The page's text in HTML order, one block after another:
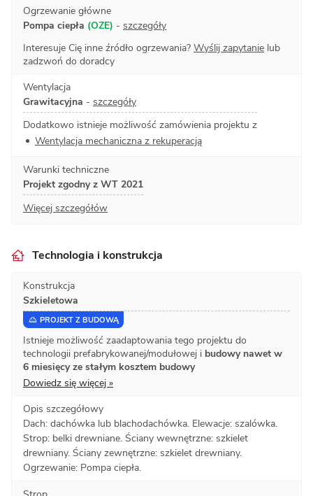
Ogrzewanie główne
Pompa ciepła (OZE) - szczegóły
Interesuje Cię inne źródło ogrzewania? Wyślij zapytanie lub
zadzwoń do doradcy
Wentylacja
Grawitacyjna - szczegóły
Dodatkowo istnieje możliwość zamówienia projektu z
Wentylacja mechaniczna z rekuperacją
Warunki techniczne
Projekt zgodny z WT 2021
Więcej szczegółów
Technologia i konstrukcja
Konstrukcja
Szkieletowa
PROJEKT Z BUDOWĄ
Istnieje możliwość zaadaptowania tego projektu do
technologii prefabrykowanej/modułowej i budowy nawet w
6 miesięcy ze stałym kosztem budowy
Dowiedz się więcej »
Opis szczegółowy
Dach: dachówka lub blachodachówka. Elewacje: szalówka.
Strop: belki drewniane. Ściany wewnętrzne: szkielet
drewniany. Ściany zewnętrzne: szkielet drewniany.
Ogrzewanie: Pompa ciepła.